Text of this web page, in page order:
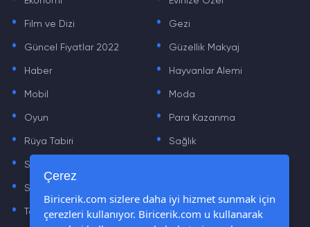
. Film ve Dizi . Gezi
. Güncel Fiyatlar 2022 . Güzellik Makyaj
. Haber . Hayvanlar Alemi
. Mobil . Moda
. Oyun . Para Kazanma
. Rüya Tabiri . Sağlık
. Sinema .
. Sözler
. Teknoloji Haberleri . Yaşam
Çerez
Biricerik.com sizlere daha iyi hizmet sunmak için
çerezleri kullanıyor. Biricerik.com u kullanarak